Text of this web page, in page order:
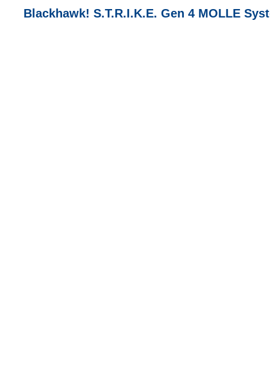
Blackhawk! S.T.R.I.K.E. Gen 4 MOLLE